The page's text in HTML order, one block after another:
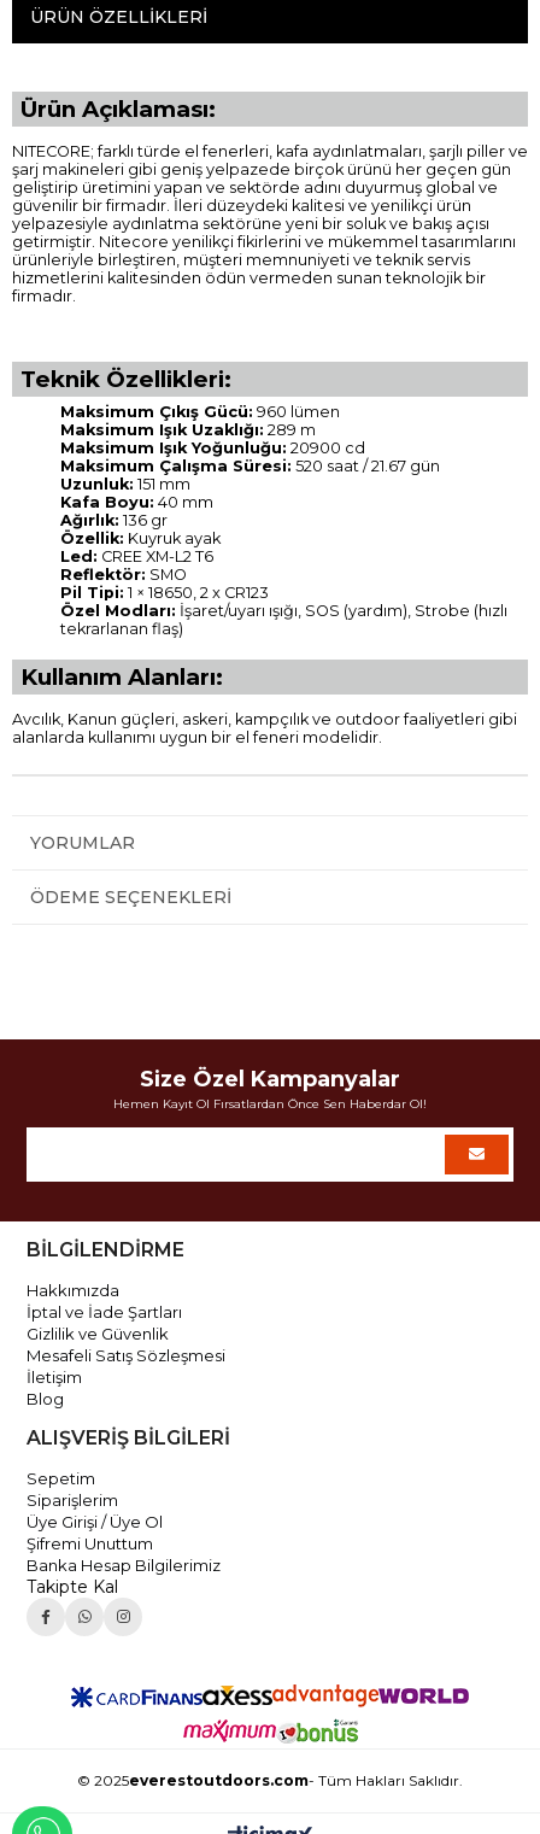
ÜRÜN ÖZELLIKLERI
Ürün Açıklaması:
NITECORE; farklı türde el fenerleri, kafa aydınlatmaları, şarjlı piller ve
şarj makineleri gibi geniş yelpazede birçok ürünü her geçen gün
geliştirip üretimini yapan ve sektörde adını duyurmuş global ve
güvenilir bir firmadır. İleri düzeydeki kalitesi ve yenilikçi ürün
yelpazesiyle aydınlatma sektörüne yeni bir soluk ve bakış açısı
getirmiştir. Nitecore yenilikçi fikirlerini ve mükemmel tasarımlarını
ürünleriyle birleştiren, müşteri memnuniyeti ve teknik servis
hizmetlerini kalitesinden ödün vermeden sunan teknolojik bir
firmadır.
Teknik Özellikleri:
Maksimum Çıkış Gücü: 960 lümen
Maksimum Işık Uzaklığı: 289 m
Maksimum Işık Yoğunluğu: 20900 cd
Maksimum Çalışma Süresi: 520 saat / 21.67 gün
Uzunluk: 151 mm
Kafa Boyu: 40 mm
Ağırlık: 136 gr
Özellik: Kuyruk ayak
Led: CREE XM-L2 T6
Reflektör: SMO
Pil Tipi: 1 × 18650, 2 x CR123
Özel Modları: İşaret/uyarı ışığı, SOS (yardım), Strobe (hızlı
tekrarlanan flaş)
Kullanım Alanları:
Avcılık, Kanun güçleri, askeri, kampçılık ve outdoor faaliyetleri gibi
alanlarda kullanımı uygun bir el feneri modelidir.
YORUMLAR
ÖDEME SEÇENEKLERI
Size Özel Kampanyalar
Hemen Kayıt Ol Fırsatlardan Önce Sen Haberdar Ol!
BİLGİLENDİRME
Hakkımızda
İptal ve İade Şartları
Gizlilik ve Güvenlik
Mesafeli Satış Sözleşmesi
İletişim
Blog
ALIŞVERİŞ BİLGİLERİ
Sepetim
Siparişlerim
Üye Girişi / Üye Ol
Şifremi Unuttum
Banka Hesap Bilgilerimiz
Takipte Kal
© 2025everestoutdoors.com- Tüm Hakları Saklıdır.